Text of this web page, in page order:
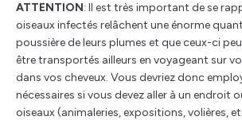
ATTENTION: Il est très important de se
oiseaux infectés relâchent une énorme
poussière de leurs plumes et que ceux-ci
être transportés ailleurs en voyageant sur
dans vos cheveux. Vous devriez donc
nécessaires si vous devez aller à un endroit
oiseaux (animaleries, expositions, volières,